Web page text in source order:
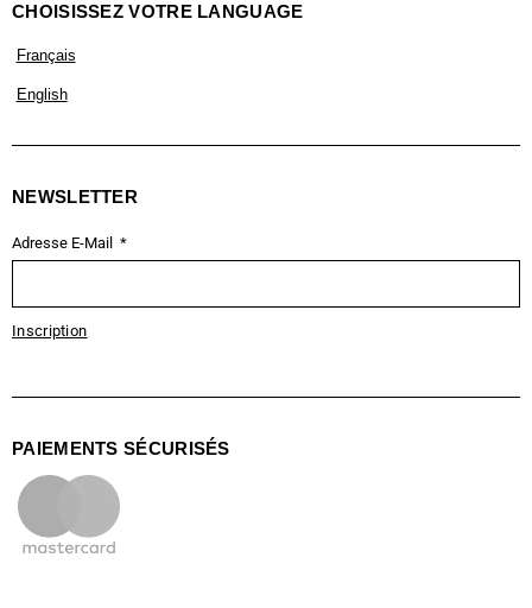
CHOISISSEZ VOTRE LANGUAGE
Français
English
NEWSLETTER
Adresse E-Mail
Inscription
PAIEMENTS SÉCURISÉS